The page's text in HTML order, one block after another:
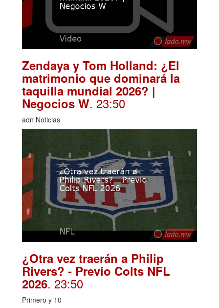
Zendaya y Tom Holland: ¿El
matrimonio que dominará la
taquilla mundial 2026? |
Negocios W. 23:50
adn Noticias
¿Otra vez traerán a Philip
Rivers? - Previo Colts NFL
2026. 23:50
Primero y 10